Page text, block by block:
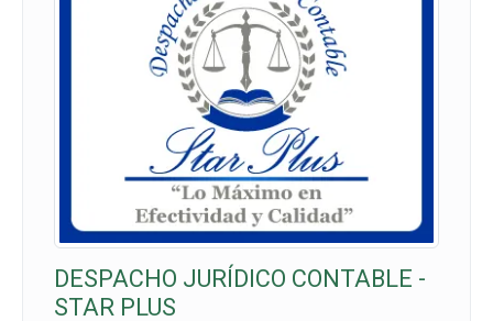
DESPACHO JURÍDICO CONTABLE -
STAR PLUS